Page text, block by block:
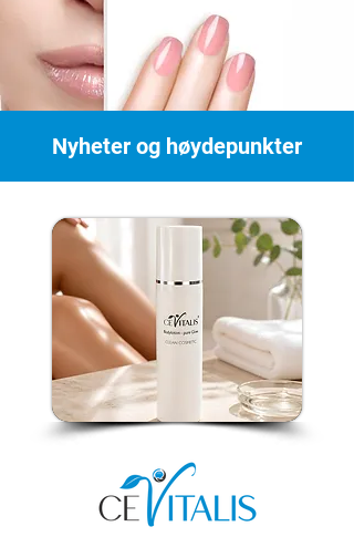
Nyheter og høydepunkter